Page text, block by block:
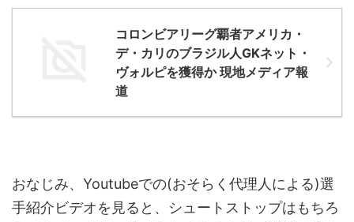
コロンビアリーグ覇者アメリカ・
デ・カリのブラジル人GKネット・
ヴォルピを獲得か 現地メディア報
道
おなじみ、Youtubeでの(おそらく代理人による)選
手紹介ビデオを見ると、シュートストップはもちろ